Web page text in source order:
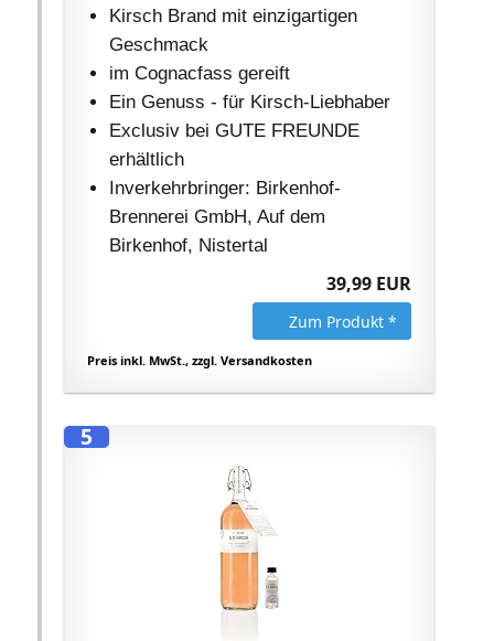
Kirsch Brand mit einzigartigen
Geschmack
im Cognacfass gereift
Ein Genuss - für Kirsch-Liebhaber
Exclusiv bei GUTE FREUNDE
erhältlich
Inverkehrbringer: Birkenhof-
Brennerei GmbH, Auf dem
Birkenhof, Nistertal
39,99 EUR
Zum Produkt *
Preis inkl. MwSt., zzgl. Versandkosten
5